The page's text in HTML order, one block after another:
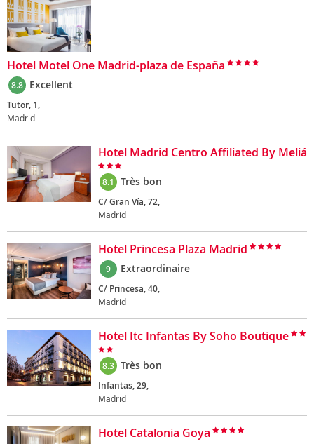
Hotel Motel One Madrid-plaza de España
8.8 Excellent
Tutor, 1,
Madrid
Hotel Madrid Centro Affiliated By Meliá
8.1 Très bon
C/ Gran Vía, 72,
Madrid
Hotel Princesa Plaza Madrid
9 Extraordinaire
C/ Princesa, 40,
Madrid
Hotel Itc Infantas By Soho Boutique
8.3 Très bon
Infantas, 29,
Madrid
Hotel Catalonia Goya